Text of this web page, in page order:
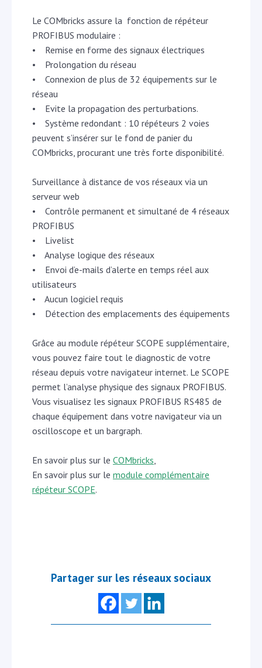
Le COMbricks assure la fonction de répéteur
PROFIBUS modulaire :
• Remise en forme des signaux électriques
• Prolongation du réseau
• Connexion de plus de 32 équipements sur le
réseau
• Evite la propagation des perturbations.
• Système redondant : 10 répéteurs 2 voies
peuvent s’insérer sur le fond de panier du
COMbricks, procurant une très forte disponibilité.
Surveillance à distance de vos réseaux via un
serveur web
• Contrôle permanent et simultané de 4 réseaux
PROFIBUS
• Livelist
• Analyse logique des réseaux
• Envoi d’e-mails d’alerte en temps réel aux
utilisateurs
• Aucun logiciel requis
• Détection des emplacements des équipements
Grâce au module répéteur SCOPE supplémentaire,
vous pouvez faire tout le diagnostic de votre
réseau depuis votre navigateur internet. Le SCOPE
permet l’analyse physique des signaux PROFIBUS.
Vous visualisez les signaux PROFIBUS RS485 de
chaque équipement dans votre navigateur via un
oscilloscope et un bargraph.
En savoir plus sur le COMbricks,
En savoir plus sur le module complémentaire
répéteur SCOPE.
Partager sur les réseaux sociaux